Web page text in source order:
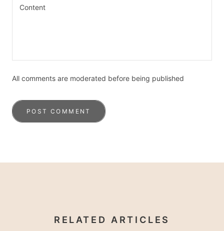
All comments are moderated before being published
POST COMMENT
RELATED ARTICLES